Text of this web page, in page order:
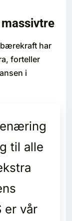
har
forteller
i
til alle
er vår